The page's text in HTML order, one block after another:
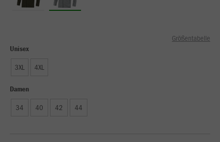
Größentabelle
Unisex
3XL 4XL
Damen
34 40 42 44